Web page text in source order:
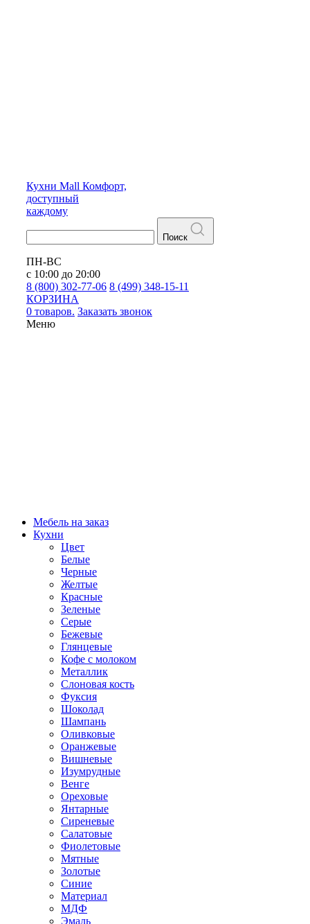
Кухни Mall Комфорт,
доступный
каждому
Поиск
ПН-ВС
с 10:00 до 20:00
8 (800) 302-77-06 8 (499) 348-15-11
КОРЗИНА
0 товаров. Заказать звонок
Меню
Мебель на заказ
Кухни
Цвет
Белые
Черные
Желтые
Красные
Зеленые
Серые
Бежевые
Глянцевые
Кофе с молоком
Металлик
Слоновая кость
Фуксия
Шоколад
Шампань
Оливковые
Оранжевые
Вишневые
Изумрудные
Венге
Ореховые
Янтарные
Сиреневые
Салатовые
Фиолетовые
Мятные
Золотые
Синие
Материал
МДФ
Эмаль